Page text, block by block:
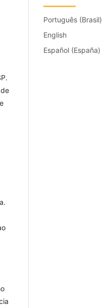
Português (Brasil)
English
Español (España)